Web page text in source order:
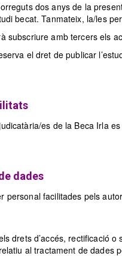
dos anys de la
becat. Tanmateix, la/les
subscriure amb tercers els
el dret de publicar
es de la Beca Irla
dades
personal facilitades pels
drets d’accés, rectificació
al tractament de dades